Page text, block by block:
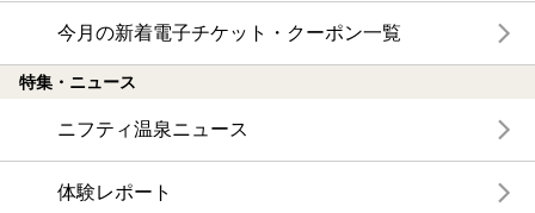
今月の新着電子チケット・クーポン一覧
特集・ニュース
ニフティ温泉ニュース
体験レポート